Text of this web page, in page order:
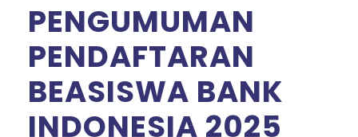
PENGUMUMAN
PENDAFTARAN
BEASISWA BANK
INDONESIA 2025